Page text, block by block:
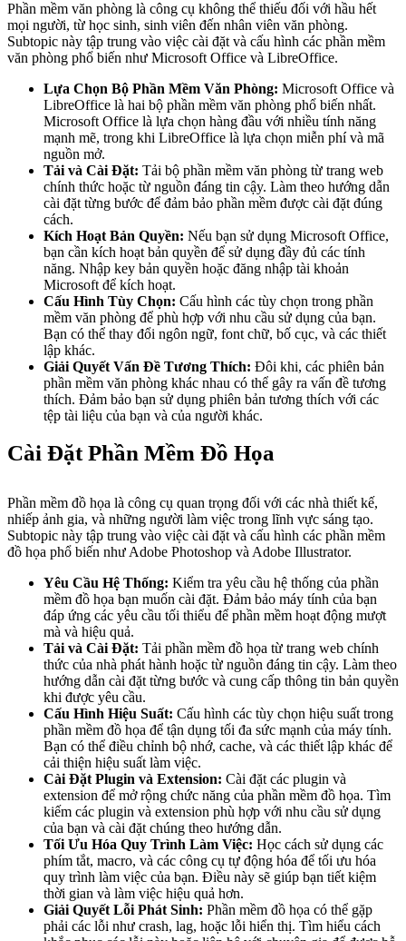
Phần mềm văn phòng là công cụ không thể thiếu đối với hầu hết
mọi người, từ học sinh, sinh viên đến nhân viên văn phòng.
Subtopic này tập trung vào việc cài đặt và cấu hình các phần mềm
văn phòng phổ biến như Microsoft Office và LibreOffice.
Lựa Chọn Bộ Phần Mềm Văn Phòng: Microsoft Office và
LibreOffice là hai bộ phần mềm văn phòng phổ biến nhất.
Microsoft Office là lựa chọn hàng đầu với nhiều tính năng
mạnh mẽ, trong khi LibreOffice là lựa chọn miễn phí và mã
nguồn mở.
Tải và Cài Đặt: Tải bộ phần mềm văn phòng từ trang web
chính thức hoặc từ nguồn đáng tin cậy. Làm theo hướng dẫn
cài đặt từng bước để đảm bảo phần mềm được cài đặt đúng
cách.
Kích Hoạt Bản Quyền: Nếu bạn sử dụng Microsoft Office,
bạn cần kích hoạt bản quyền để sử dụng đầy đủ các tính
năng. Nhập key bản quyền hoặc đăng nhập tài khoản
Microsoft để kích hoạt.
Cấu Hình Tùy Chọn: Cấu hình các tùy chọn trong phần
mềm văn phòng để phù hợp với nhu cầu sử dụng của bạn.
Bạn có thể thay đổi ngôn ngữ, font chữ, bố cục, và các thiết
lập khác.
Giải Quyết Vấn Đề Tương Thích: Đôi khi, các phiên bản
phần mềm văn phòng khác nhau có thể gây ra vấn đề tương
thích. Đảm bảo bạn sử dụng phiên bản tương thích với các
tệp tài liệu của bạn và của người khác.
Cài Đặt Phần Mềm Đồ Họa
Phần mềm đồ họa là công cụ quan trọng đối với các nhà thiết kế,
nhiếp ảnh gia, và những người làm việc trong lĩnh vực sáng tạo.
Subtopic này tập trung vào việc cài đặt và cấu hình các phần mềm
đồ họa phổ biến như Adobe Photoshop và Adobe Illustrator.
Yêu Cầu Hệ Thống: Kiểm tra yêu cầu hệ thống của phần
mềm đồ họa bạn muốn cài đặt. Đảm bảo máy tính của bạn
đáp ứng các yêu cầu tối thiểu để phần mềm hoạt động mượt
mà và hiệu quả.
Tải và Cài Đặt: Tải phần mềm đồ họa từ trang web chính
thức của nhà phát hành hoặc từ nguồn đáng tin cậy. Làm theo
hướng dẫn cài đặt từng bước và cung cấp thông tin bản quyền
khi được yêu cầu.
Cấu Hình Hiệu Suất: Cấu hình các tùy chọn hiệu suất trong
phần mềm đồ họa để tận dụng tối đa sức mạnh của máy tính.
Bạn có thể điều chỉnh bộ nhớ, cache, và các thiết lập khác để
cải thiện hiệu suất làm việc.
Cài Đặt Plugin và Extension: Cài đặt các plugin và
extension để mở rộng chức năng của phần mềm đồ họa. Tìm
kiếm các plugin và extension phù hợp với nhu cầu sử dụng
của bạn và cài đặt chúng theo hướng dẫn.
Tối Ưu Hóa Quy Trình Làm Việc: Học cách sử dụng các
phím tắt, macro, và các công cụ tự động hóa để tối ưu hóa
quy trình làm việc của bạn. Điều này sẽ giúp bạn tiết kiệm
thời gian và làm việc hiệu quả hơn.
Giải Quyết Lỗi Phát Sinh: Phần mềm đồ họa có thể gặp
phải các lỗi như crash, lag, hoặc lỗi hiển thị. Tìm hiểu cách